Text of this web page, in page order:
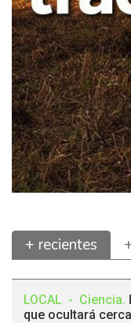
+ recientes
LOCAL - Ciencia.
que ocultará